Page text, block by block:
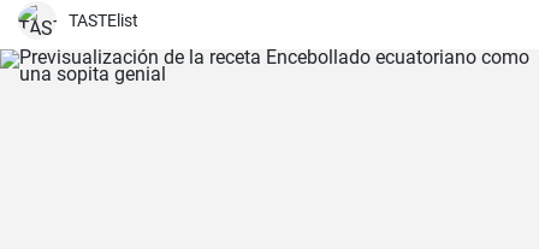
frutas para una experiencia culinaria inolvidable.
TASTElist